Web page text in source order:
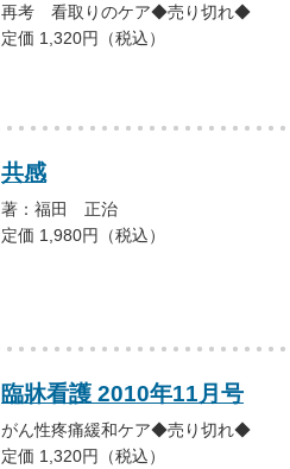
再考 看取りのケア◆売り切れ◆
定価 1,320円（税込）
共感
著：福田 正治
定価 1,980円（税込）
臨牀看護 2010年11月号
がん性疼痛緩和ケア◆売り切れ◆
定価 1,320円（税込）